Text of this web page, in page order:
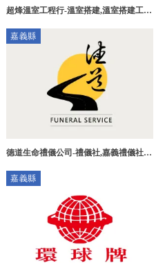
超烽溫室工程行-溫室搭建,溫室搭建工
搭建,嘉義溫室搭建工程
嘉義縣
德道生命禮儀公司-禮儀社,嘉義禮儀社,
嘉義縣